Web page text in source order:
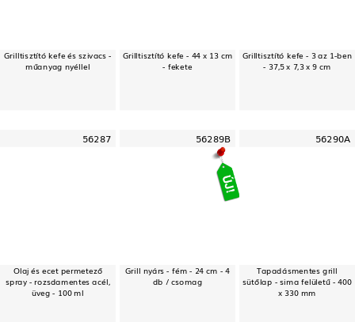
Grilltisztító kefe és szivacs -
műanyag nyéllel
Grilltisztító kefe - 44 x 13 cm
- fekete
Grilltisztító kefe - 3 az 1-ben
- 37,5 x 7,3 x 9 cm
56287
Olaj és ecet permetező
spray - rozsdamentes acél,
üveg - 100 ml
56289B
Grill nyárs - fém - 24 cm - 4
db / csomag
56290A
Tapadásmentes grill
sütőlap - sima felületű - 400
x 330 mm